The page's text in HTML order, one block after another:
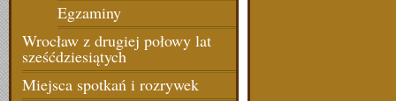
Egzaminy
Wrocław z drugiej połowy lat
sześćdziesiątych
Miejsca spotkań i rozrywek